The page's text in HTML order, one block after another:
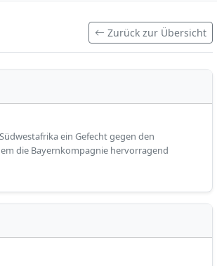
Zurück zur Übersicht
ein Gefecht gegen den
die Bayernkompagnie hervorragend